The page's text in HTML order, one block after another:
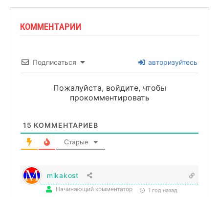
КОММЕНТАРИИ
Подписаться авторизуйтесь
Пожалуйста, войдите, чтобы
прокомментировать
15 КОММЕНТАРИЕВ
Старые
mikakost
Начинающий комментатор 1 год назад